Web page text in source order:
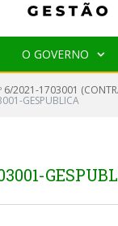
O GOVERNO
6/2021-1703001
GESPUBLICA